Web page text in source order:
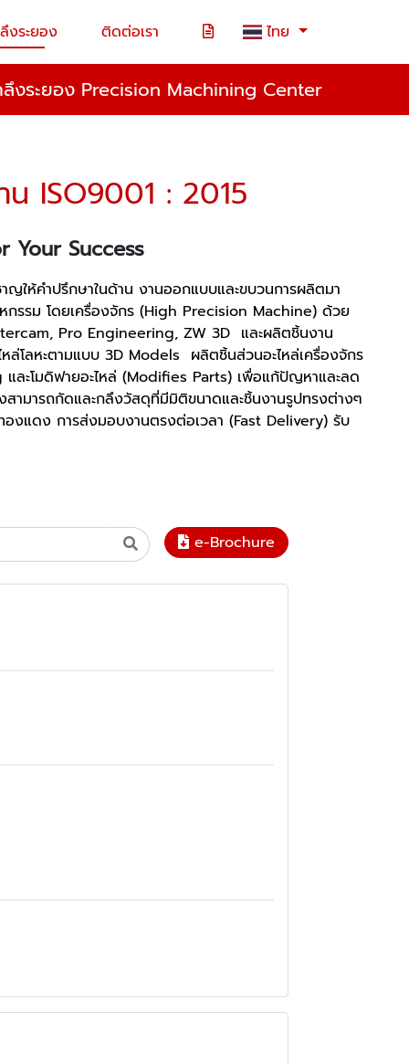
งระยอง ติดต่อเรา ไทย
ลึงระยอง Precision Machining Center
ISO9001 : 2015
Your Success
ญให้คำปรึกษาในด้าน งานออกแบบและขบวนการผลิตมา
กรรม โดยเครื่องจักร (High Precision Machine) ด้วย
Pro Engineering, ZW 3D และผลิตชิ้นงาน
โลหะตามแบบ 3D Models ผลิตชิ้นส่วนอะไหล่เครื่องจักร
ะโมดิฟายอะไหล่ (Modifies Parts) เพื่อแก้ปัญหาและลด
ามารถกัดและกลึงวัสดุที่มีมิติขนาดและชิ้นงานรูปทรงต่างๆ
แดง การส่งมอบงานตรงต่อเวลา (Fast Delivery) รับ
e-Brochure